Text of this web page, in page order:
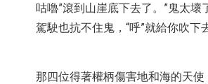
咕嚕”滾到山崖底下去了。”鬼太
駕駛也抗不住鬼，“呼”就給你吹
那四位得著權柄傷害地和海的天